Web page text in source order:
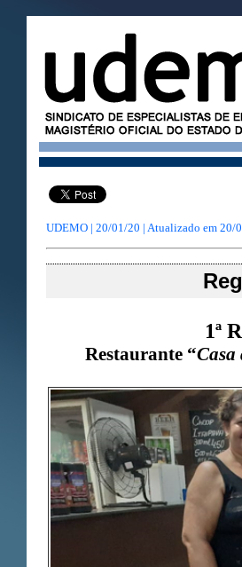
UDEMO | 20/01/20 | Atualizado em 20/
1ª
Restaurante “Casa